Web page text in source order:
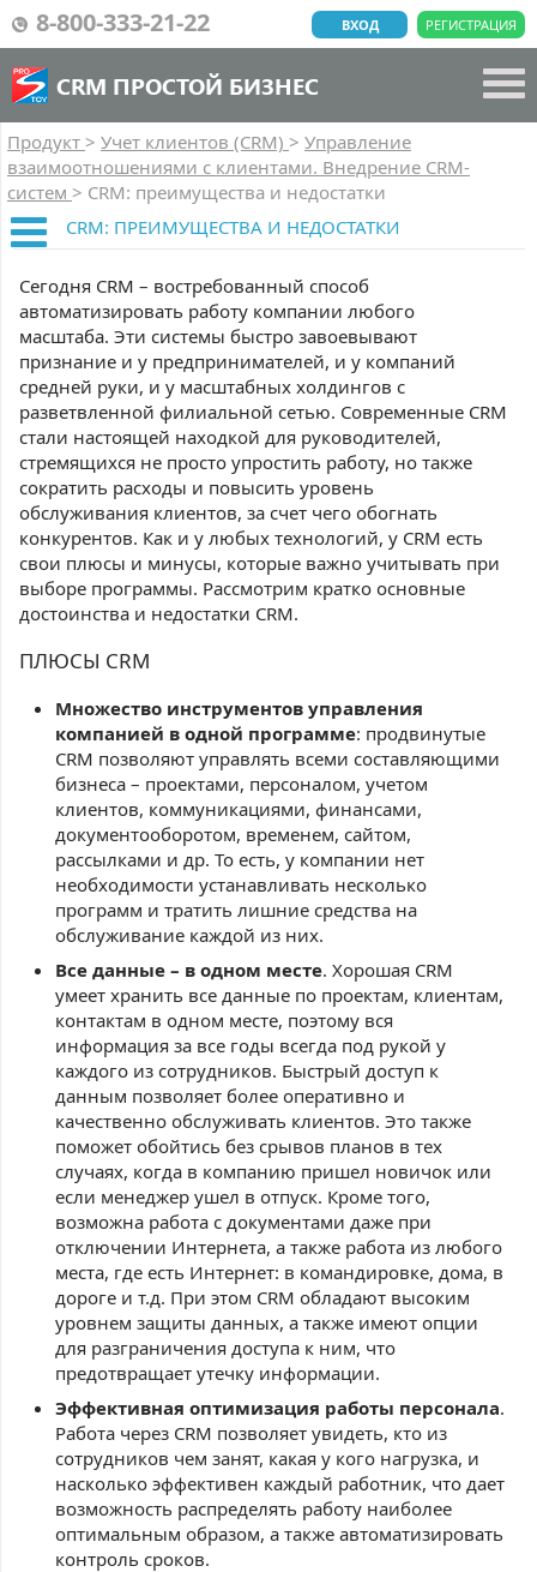
8-800-333-21-22 РЕГИСТРАЦИЯ
ВХОД
CRM ПРОСТОЙ БИЗНЕС
Продукт > Учет клиентов (CRM) > Управление
взаимоотношениями с клиентами. Внедрение CRM-
систем > CRM: преимущества и недостатки
CRM: ПРЕИМУЩЕСТВА И НЕДОСТАТКИ
Сегодня CRM – востребованный способ
автоматизировать работу компании любого
масштаба. Эти системы быстро завоевывают
признание и у предпринимателей, и у компаний
средней руки, и у масштабных холдингов с
разветвленной филиальной сетью. Современные CRM
стали настоящей находкой для руководителей,
стремящихся не просто упростить работу, но также
сократить расходы и повысить уровень
обслуживания клиентов, за счет чего обогнать
конкурентов. Как и у любых технологий, у CRM есть
свои плюсы и минусы, которые важно учитывать при
выборе программы. Рассмотрим кратко основные
достоинства и недостатки CRM.
ПЛЮСЫ CRM
Множество инструментов управления
компанией в одной программе: продвинутые
CRM позволяют управлять всеми составляющими
бизнеса – проектами, персоналом, учетом
клиентов, коммуникациями, финансами,
документооборотом, временем, сайтом,
рассылками и др. То есть, у компании нет
необходимости устанавливать несколько
программ и тратить лишние средства на
обслуживание каждой из них.
Все данные – в одном месте. Хорошая CRM
умеет хранить все данные по проектам, клиентам,
контактам в одном месте, поэтому вся
информация за все годы всегда под рукой у
каждого из сотрудников. Быстрый доступ к
данным позволяет более оперативно и
качественно обслуживать клиентов. Это также
поможет обойтись без срывов планов в тех
случаях, когда в компанию пришел новичок или
если менеджер ушел в отпуск. Кроме того,
возможна работа с документами даже при
отключении Интернета, а также работа из любого
места, где есть Интернет: в командировке, дома, в
дороге и т.д. При этом CRM обладают высоким
уровнем защиты данных, а также имеют опции
для разграничения доступа к ним, что
предотвращает утечку информации.
Эффективная оптимизация работы персонала.
Работа через CRM позволяет увидеть, кто из
сотрудников чем занят, какая у кого нагрузка, и
насколько эффективен каждый работник, что дает
возможность распределять работу наиболее
оптимальным образом, а также автоматизировать
контроль сроков.